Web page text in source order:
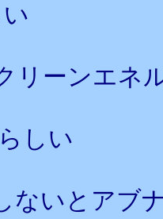
リーンエネ
しい
ないとアブ